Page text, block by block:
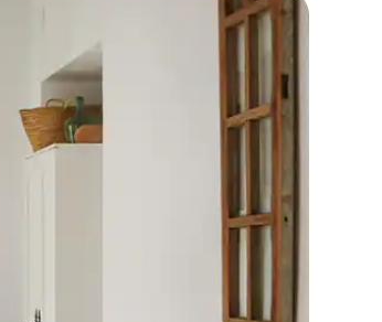
abajo o explora con el tacto o desliza el dedo.